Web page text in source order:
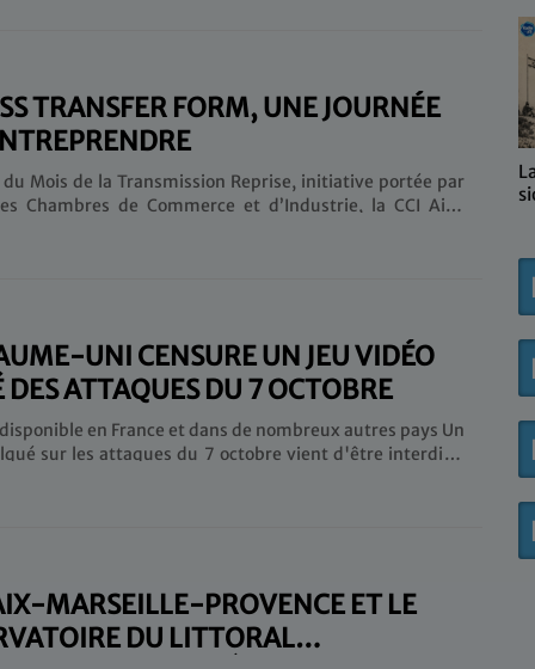
"les corps avaient été rendus aux familles pour être
Le porte-parole de Tsahal a......
TRANSFER FORM, UNE JOURNÉE
du Mois de la Transmission Reprise, initiative portée par
Chambres de Commerce et d’Industrie, la CCI Aix-
Côte d’Azur, cette journée est une opportunité de
particuliers à la cession et à la reprise. « Le but de
UNI CENSURE UN JEU VIDÉO
DES ATTAQUES DU 7 OCTOBRE
en France et dans de nombreux autres pays Un
sur les attaques du 7 octobre vient d'être interdit à
leur atterrissage dans les plaines désertiques si
du Néguev avec les serres en arrière-plan. On les
des soldats au cri de......
MARSEILLE-PROVENCE ET LE
DU LITTORAL